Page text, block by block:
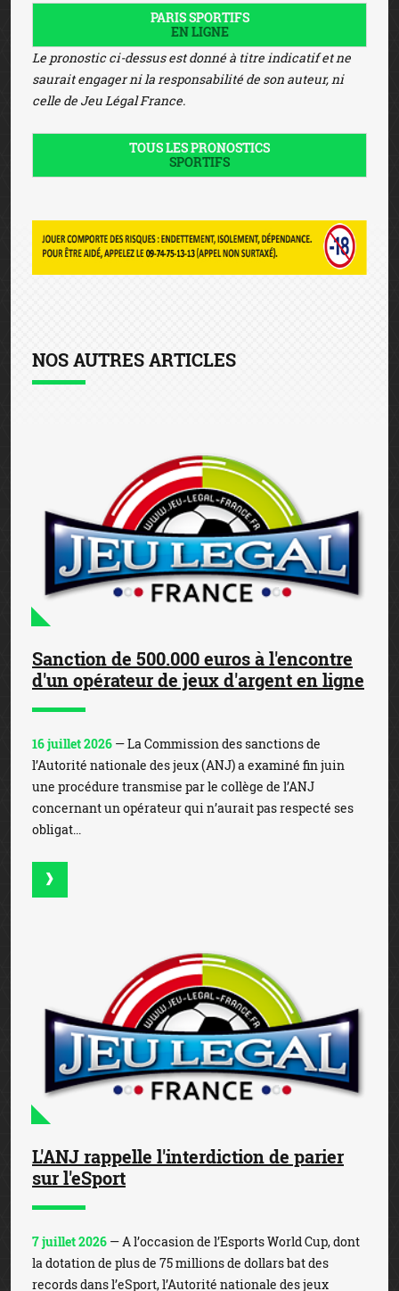
PARIS SPORTIFS
EN LIGNE
Le pronostic ci-dessus est donné à titre indicatif et ne
saurait engager ni la responsabilité de son auteur, ni
celle de Jeu Légal France.
TOUS LES PRONOSTICS
SPORTIFS
NOS AUTRES ARTICLES
Sanction de 500.000 euros à l'encontre
d'un opérateur de jeux d'argent en ligne
16 juillet 2026 — La Commission des sanctions de
l’Autorité nationale des jeux (ANJ) a examiné fin juin
une procédure transmise par le collège de l’ANJ
concernant un opérateur qui n’aurait pas respecté ses
obligat...
L'ANJ rappelle l'interdiction de parier
sur l'eSport
7 juillet 2026 — A l’occasion de l’Esports World Cup, dont
la dotation de plus de 75 millions de dollars bat des
records dans l’eSport, l’Autorité nationale des jeux